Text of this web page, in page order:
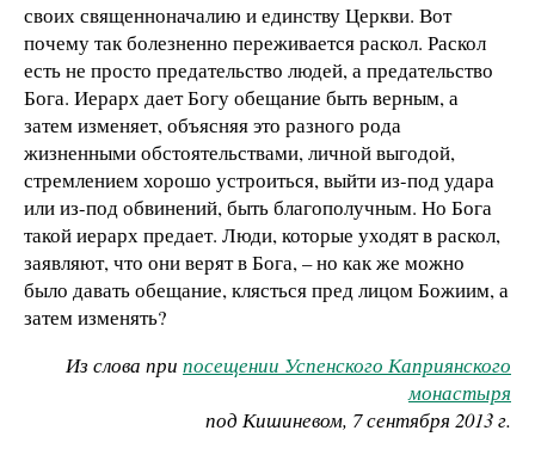
своих священноначалию и единству Церкви. Вот
почему так болезненно переживается раскол. Раскол
есть не просто предательство людей, а предательство
Бога. Иерарх дает Богу обещание быть верным, а
затем изменяет, объясняя это разного рода
жизненными обстоятельствами, личной выгодой,
стремлением хорошо устроиться, выйти из-под удара
или из-под обвинений, быть благополучным. Но Бога
такой иерарх предает. Люди, которые уходят в раскол,
заявляют, что они верят в Бога, – но как же можно
было давать обещание, клясться пред лицом Божиим, а
затем изменять?
Из слова при посещении Успенского Каприянского
монастыря
под Кишиневом, 7 сентября 2013 г.